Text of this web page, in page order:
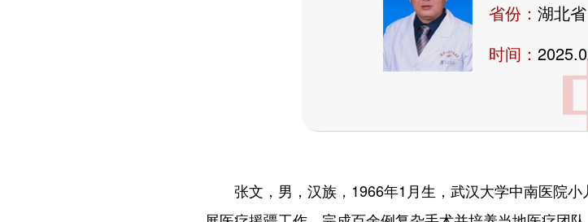
省份： 湖北省
时间：
张文，男，汉族，1966年1月生，武汉大学中南医院小